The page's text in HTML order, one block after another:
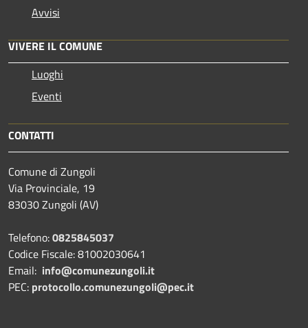
Avvisi
VIVERE IL COMUNE
Luoghi
Eventi
CONTATTI
Comune di Zungoli
Via Provinciale, 19
83030 Zungoli (AV)
Telefono:0825845037
Codice Fiscale: 81002030641
Email: info@comunezungoli.it
PEC: protocollo.comunezungoli@pec.it